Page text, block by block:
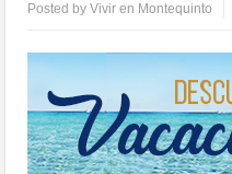
Posted byVivir en Montequinto